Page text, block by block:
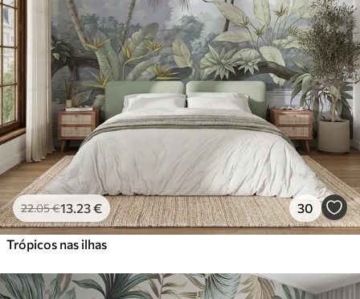
22.05€13 .23€ 30
Trópicos nas ilhas